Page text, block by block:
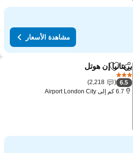
مشاهدة الأسعار
مشاركةAdd to favorites
بريتانيا إن هوتل
6.5
2,218
6.7 كم إلى Airport London City